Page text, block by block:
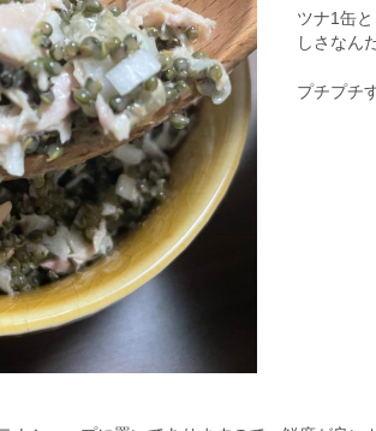
ツナ1缶
しさなん
プチプチ